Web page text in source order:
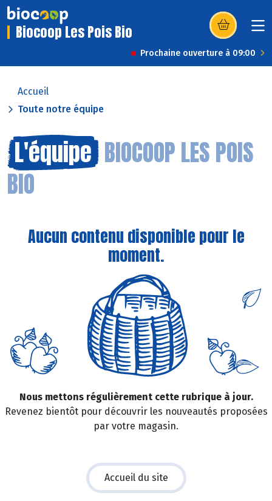
Biocoop Les Pois Bio (s’ouvre dans
Prochaine ouverture à 09:00
Accueil
Toute notre équipe
L'équipe BIOCOOP LES POIS
BIO
Aucun contenu disponible pour le
moment.
Nous mettons régulièrement cette rubrique à jour.
Revenez bientôt pour découvrir les nouveautés proposées
par votre magasin.
Accueil du site